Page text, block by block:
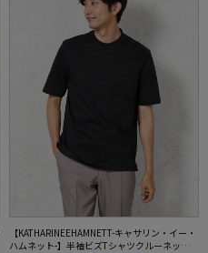
【KATHARINEEHAMNETT-キャサリン・イー・
ハムネット-】半袖ビズTシャツクルーネック無